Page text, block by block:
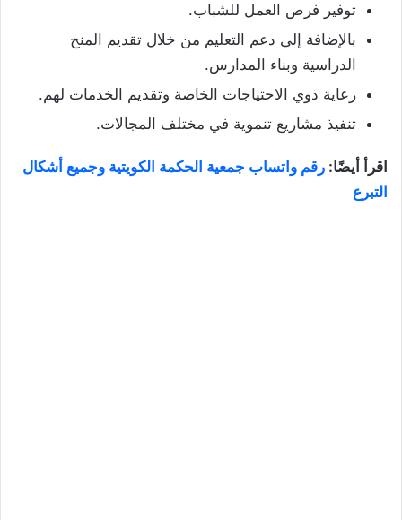
توفير فرص العمل للشباب.
بالإضافة إلى دعم التعليم من خلال تقديم المنح
الدراسية وبناء المدارس.
رعاية ذوي الاحتياجات الخاصة وتقديم الخدمات لهم.
تنفيذ مشاريع تنموية في مختلف المجالات.
اقرأ أيضًا: رقم واتساب جمعية الحكمة الكويتية وجميع أشكال
التبرع